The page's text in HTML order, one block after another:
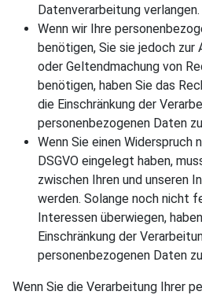
Datenverarbeitung verlangen.
Wenn wir Ihre
benötigen, Sie sie jedoch zur
oder Geltendmachung von
benötigen, haben Sie das
die Einschränkung der
personenbezogenen Daten
Wenn Sie einen Widerspruch
DSGVO eingelegt haben,
zwischen Ihren und unseren
werden. Solange noch nicht
Interessen überwiegen,
Einschränkung der
personenbezogenen Daten
Wenn Sie die Verarbeitung Ihrer